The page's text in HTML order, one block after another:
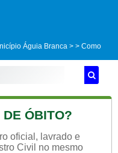
Águia Branca > > Como
DE ÓBITO?
oficial, lavrado e
Civil no mesmo